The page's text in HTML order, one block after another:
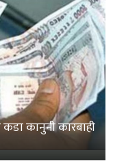
कानुनी कारबाही